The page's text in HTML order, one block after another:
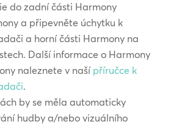
do zadní části Harmony
a připevněte úchytku k
a horní části Harmony na
Další informace o Harmony
naleznete v naší příručce k
.
by se měla automaticky
hudby a/nebo vizuálního